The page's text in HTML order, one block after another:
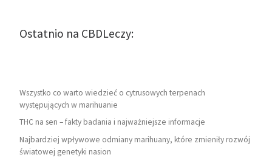
Ostatnio na CBDLeczy:
Wszystko co warto wiedzieć o cytrusowych terpenach
występujących w marihuanie
THC na sen – fakty badania i najważniejsze informacje
Najbardziej wpływowe odmiany marihuany, które zmieniły rozwój
światowej genetyki nasion